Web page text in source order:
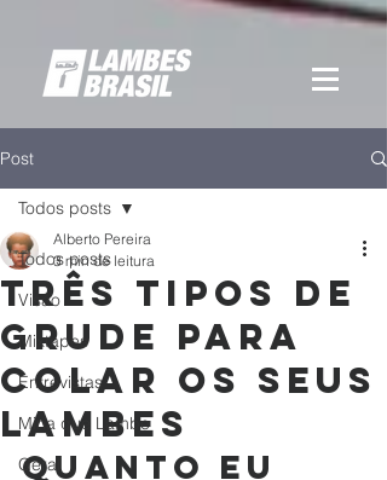
Post
Todos posts
Visão
Mixtapes
Entrevistas
Mina que Lambe
Geral
Todos posts
Três tipos de
grude para
colar os seus
lambes
Alberto Pereira
3 min de leitura
Quanto eu